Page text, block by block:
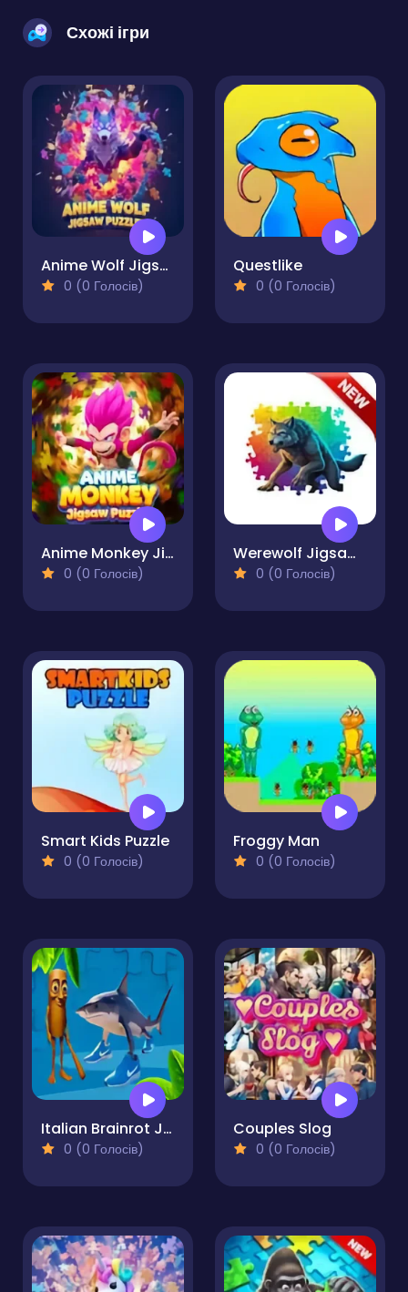
Схожі ігри
Anime Wolf Jigsaw Puzzles
0 (0 Голосів)
Questlike
0 (0 Голосів)
Anime Monkey Jigsaw Puzzles
0 (0 Голосів)
Werewolf Jigsaw Puzzles
0 (0 Голосів)
Smart Kids Puzzle
0 (0 Голосів)
Froggy Man
0 (0 Голосів)
Italian Brainrot Jigsaw
0 (0 Голосів)
Couples Slog
0 (0 Голосів)